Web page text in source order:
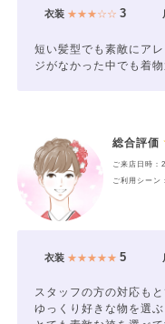
衣装★★★☆☆ 3
短い髪型でも素敵にア
ジがなかった中でも着
総合評価
ご来店日時：
ご利用シーン
衣装★★★★★ 5
スタッフの方の対応も
ゆっくり好きな物を選